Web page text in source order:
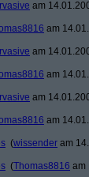
am
am
am
am
am
am
(wissender am
(Thomas8816 am